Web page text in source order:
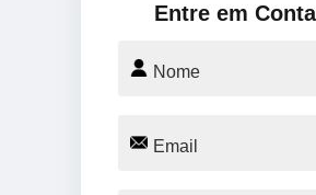
Entre em